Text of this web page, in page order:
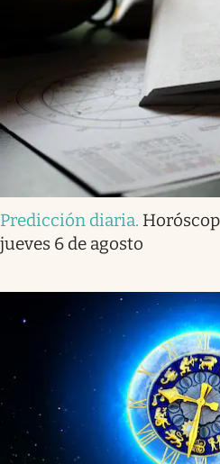
Predicción diaria.
jueves 6 de agosto